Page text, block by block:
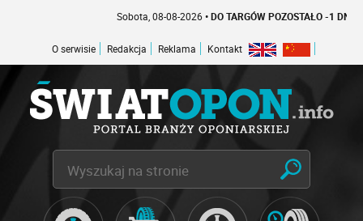
Sobota, 08-08-2026• DO TARGÓW POZOSTAŁO -1 DNI
O serwisie Redakcja Reklama Kontakt